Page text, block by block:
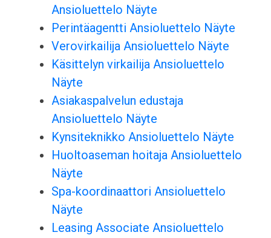
Ansioluettelo Näyte
Perintäagentti Ansioluettelo Näyte
Verovirkailija Ansioluettelo Näyte
Käsittelyn virkailija Ansioluettelo
Näyte
Asiakaspalvelun edustaja
Ansioluettelo Näyte
Kynsiteknikko Ansioluettelo Näyte
Huoltoaseman hoitaja Ansioluettelo
Näyte
Spa-koordinaattori Ansioluettelo
Näyte
Leasing Associate Ansioluettelo